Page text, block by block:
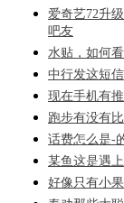
爱奇艺72升
吧友
水贴，如何
中行发这短
现在手机有
跑步有没有
话费怎么是-
某鱼这是遇
好像只有小